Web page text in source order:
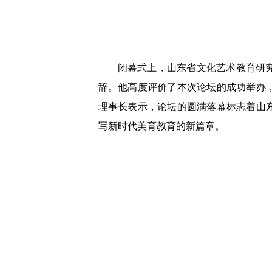
闭幕式上，山东省文化艺术教育研
辞。他高度评价了本次论坛的成功举办
理事长表示，论坛的圆满落幕标志着山
写新时代美育教育的新篇章。